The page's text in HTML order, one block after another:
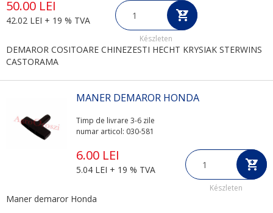
50.00 LEI
42.02 LEI + 19 % TVA
Készleten
DEMAROR COSITOARE CHINEZESTI HECHT KRYSIAK STERWINS
CASTORAMA
MANER DEMAROR HONDA
Timp de livrare 3-6 zile
numar articol: 030-581
6.00 LEI
5.04 LEI + 19 % TVA
Készleten
Maner demaror Honda